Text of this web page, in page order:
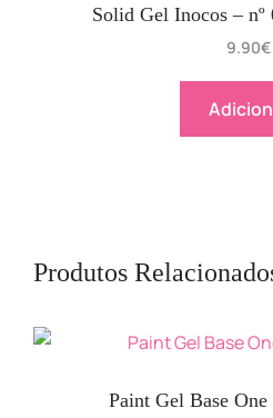
Solid Gel Inocos – nº
9.90€
Produtos
Paint Gel Base